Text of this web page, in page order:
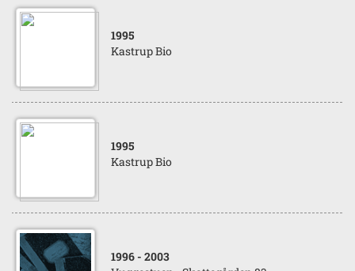
1995
Kastrup Bio
1995
Kastrup Bio
1996 - 2003